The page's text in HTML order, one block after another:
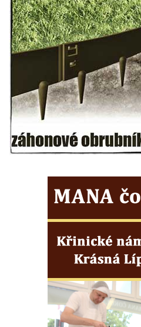
Lužci nad Vltavou
Hrob rodiny Pokorných z
hřbitově v Lužci nad Vltavou
Hrob Karla Krále a Františka
hřbitově v Lužci nad Vltavou
Hrob Aloise Ptáčka na hřbitově
Vltavou
Hrob Antonína Kostky na
nad Vltavou
Hrob rodiny Zilcher na hřbitově
Dobříni
Hrob Václava Fujery na
Hrob Josefa Zemana na
Hrob Jana Panského a
hřbitově v Dobříni